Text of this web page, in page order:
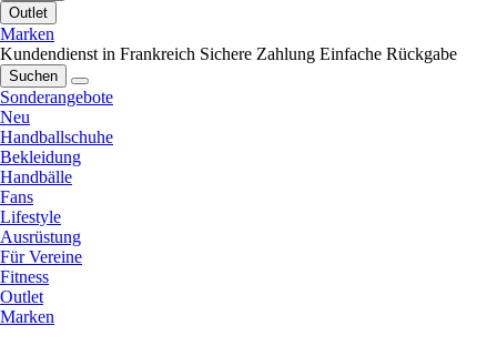
Outlet
Marken
Kundendienst in Frankreich Sichere Zahlung Einfache Rückgabe
Suchen
Sonderangebote
Neu
Handballschuhe
Bekleidung
Handbälle
Fans
Lifestyle
Ausrüstung
Für Vereine
Fitness
Outlet
Marken